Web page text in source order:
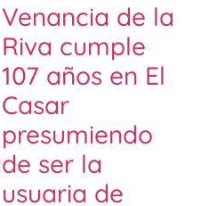
Venancia de la
Riva cumple
107 años en El
Casar
presumiendo
de ser la
usuaria de